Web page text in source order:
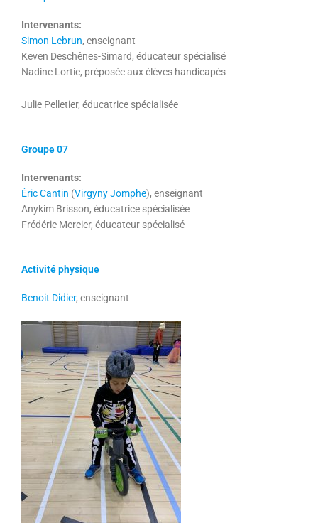
Intervenants:
Simon Lebrun, enseignant
Keven Deschênes-Simard, éducateur spécialisé
Nadine Lortie, préposée aux élèves handicapés
Julie Pelletier, éducatrice spécialisée
Groupe 07
Intervenants:
Éric Cantin (Virgyny Jomphe), enseignant
Anykim Brisson, éducatrice spécialisée
Frédéric Mercier, éducateur spécialisé
Activité physique
Benoit Didier, enseignant